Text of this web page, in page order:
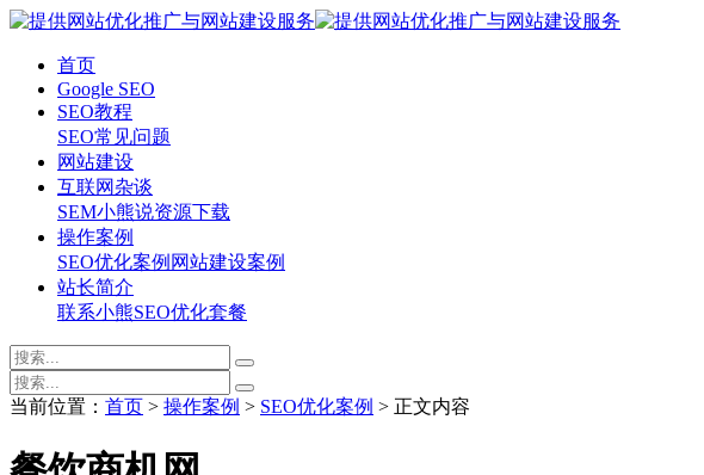
首页
Google SEO
SEO教程
SEO常见问题
网站建设
互联网杂谈
SEM小熊说资源下载
操作案例
SEO优化案例 网站建设案例
站长简介
联系小熊SEO优化套餐
当前位置： 首页 > 操作案例 > SEO优化案例 > 正文内容